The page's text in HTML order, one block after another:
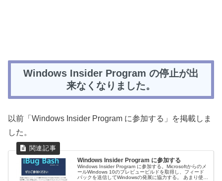
Windows Insider Program の停止が出
来なくなりました。
以前「Windows Insider Program に参加する」を掲載しま
した。
Windows Insider Program に参加する
Windows Insider Program に参加する。Microsoftからのメ
ールWindows 10のプレビュービルドを取得し、フィード
バックを送信してWindowsの発展に協力する。 あまり使用